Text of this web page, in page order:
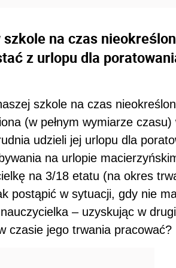
na czas
z urlopu dla
szkole na czas
(w pełnym wymiarze czasu)
udzieli jej urlopu dla
na urlopie
na 3/18 etatu (na okres
postąpić w sytuacji, gdy nie
– uzyskując w
czasie jego trwania pracować?